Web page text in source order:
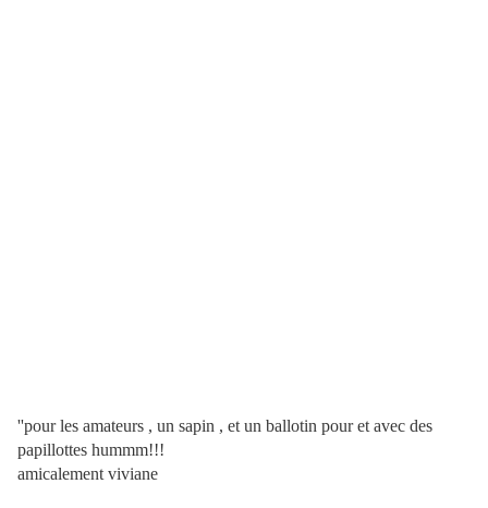
''pour les amateurs , un sapin , et un ballotin pour et avec des
papillottes hummm!!!
amicalement viviane